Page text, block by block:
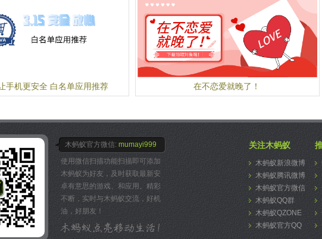
手机更安全 白名单应用推荐 在不恋爱就晚了！
木蚂蚁官方微信: mumayi999
使用微信扫描功能扫描即可添加
木蚂蚁为好友，及时获取最新安
卓有意思的游戏、和应用。精彩
不断，实时与木蚂蚁交流，好机
油，好朋友！
关注木蚂蚁
木蚂蚁新浪微博
木蚂蚁腾讯微博
木蚂蚁官方微信
木蚂蚁QQ群
木蚂蚁QZONE
木蚂蚁官方QQ